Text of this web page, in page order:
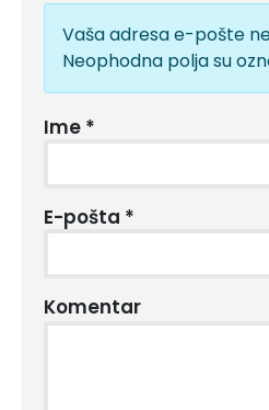
Vaša adresa e-pošte
Neophodna polja su
Ime *
E-pošta *
Komentar